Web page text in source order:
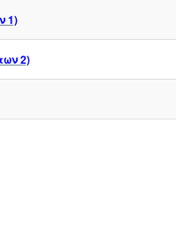
1)
2)